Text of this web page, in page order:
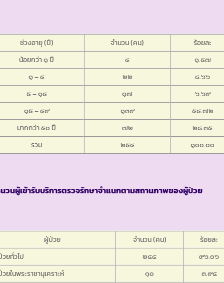
ช่วงอายุ (ปี) จำนวน (คน)
ร้อยละ
น้อยกว่า ๑ ปี
๔
๑.๕๗
๑ – ๔
๒๒
๘.๖๖
๕ – ๑๔
๑๗
๖.๖๙
๑๕ – ๔๙
๑๓๙
๕๔.๗๒
มากกว่า ๕๐ ปี
๗๒
๒๘.๓๕
รวม
๒๕๔ ๑๐๐.๐๐
วนผู้เข้ารับบริการตรวจรักษาจำแนกตามสถานภาพของผู้ป่วย
ผู้ป่วย จำนวน (คน)
ร้อยละ
ยทั่วไป
๒๔๔
๙๖.๐๖
ยในพระราชานุเคราะห์
๑๐ ๓.๙๔